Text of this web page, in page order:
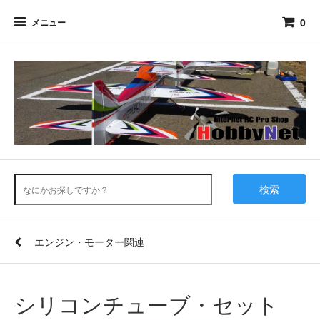
メニュー 0
検索
エンジン・モーター関連
シリコンチューブ・セット